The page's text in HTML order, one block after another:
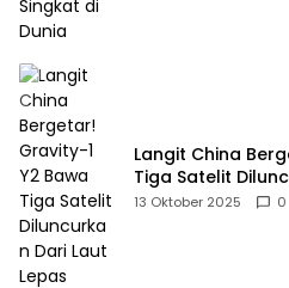
Langit China
Tiga Satelit
13 Oktober 2025 0